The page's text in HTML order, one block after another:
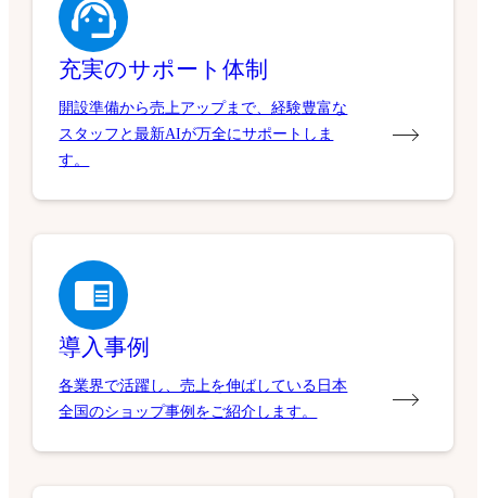
充実のサポート体制
開設準備から売上アップまで、経験豊富な
スタッフと最新AIが万全にサポートしま
す。
導入事例
各業界で活躍し、売上を伸ばしている日本
全国のショップ事例をご紹介します。